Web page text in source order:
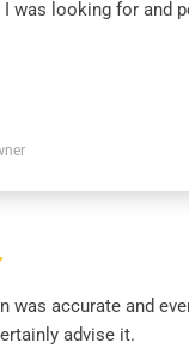
I was looking for and
was accurate and
advise it.